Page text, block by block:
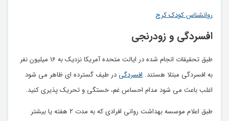
روانشناس کودک کرج
افسردگی و زودرنجی
طبق تحقیقات انجام شده در ایالت متحده آمریکا نزدیک به 16 میلیون نفر
به افسردگی مبتلا هستند. افسردگی در طیف گسترده ای ظاهر می شود
اغلب باعث می شود مدام احساس غم، خستگی و تحریک پذیری کنید.
طبق اعلام موسسه بهداشت روانی افرادی که به مدت 2 هفته یا بیشتر